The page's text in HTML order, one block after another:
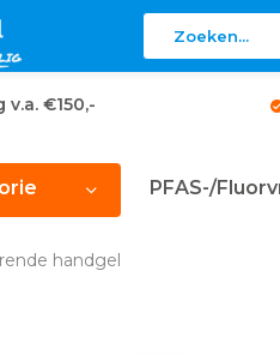
€150,-
PFAS-/
handgel